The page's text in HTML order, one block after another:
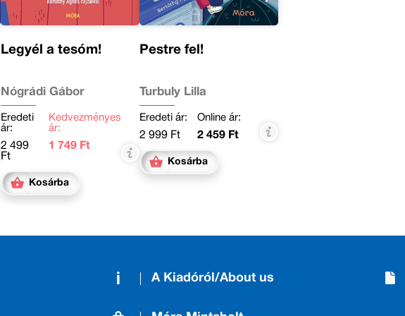
Legyél a tesóm!
Nógrádi Gábor
Eredeti
ár:
2 499
Ft
Kedvezményes
ár:
1 749 Ft
Kosárba
Pestre fel!
Turbuly Lilla
Eredeti ár:
2 999 Ft
Online ár:
2 459 Ft
Kosárba
A Kiadóról/About us